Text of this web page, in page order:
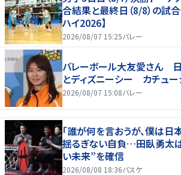
合結果と最終日（8/8）の試
ハイ2026】
2026/08/07 15:25バレー
バレーボール大友愛さん
とディズニーシー カチュ
2026/08/07 15:08バレー
「誰が何を言おうが、僕は日
揺るぎない自負…田臥勇太
い未来”を確信
2026/08/08 18:36バスケ